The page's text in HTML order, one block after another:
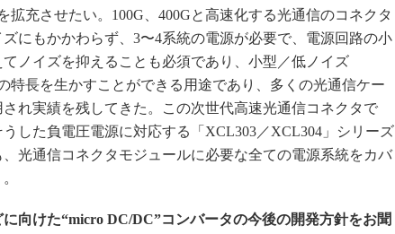
拡充させたい。100G、400Gと高速化する光通信のコネクタ
にもかかわらず、3〜4系統の電源が必要で、電源回路の小
ノイズを抑えることも必須であり、小型／低ノイズ
特長を生かすことができる用途であり、多くの光通信ケー
れ実績を残してきた。この次世代高速光通信コネクタで
した負電圧電源に対応する「XCL303／XCL304」シリーズ
光通信コネクタモジュールに必要な全ての電源系統をカバ
向けた“micro DC/DC”コンバータの今後の開発方針をお聞